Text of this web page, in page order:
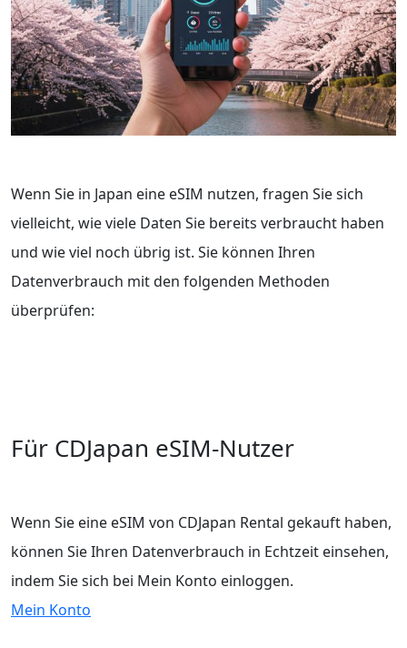
Wenn Sie in Japan eine eSIM nutzen, fragen Sie sich
vielleicht, wie viele Daten Sie bereits verbraucht haben
und wie viel noch übrig ist. Sie können Ihren
Datenverbrauch mit den folgenden Methoden
überprüfen:
Für CDJapan eSIM-Nutzer
Wenn Sie eine eSIM von CDJapan Rental gekauft haben,
können Sie Ihren Datenverbrauch in Echtzeit einsehen,
indem Sie sich bei Mein Konto einloggen.
Mein Konto